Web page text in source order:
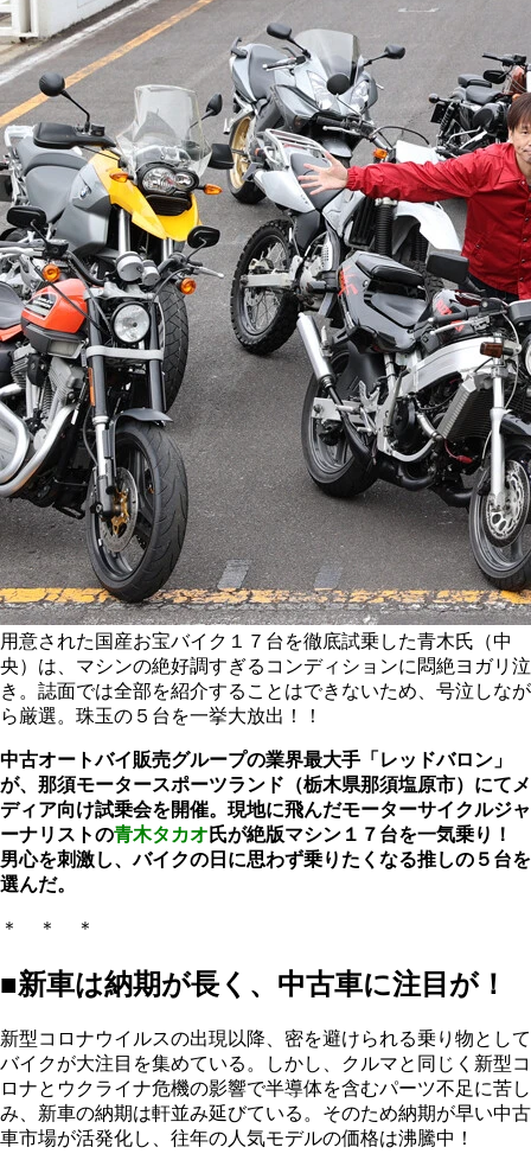
用意された国産お宝バイク１７台を徹底試乗した青木氏（中
央）は、マシンの絶好調すぎるコンディションに悶絶ヨガリ泣
き。誌面では全部を紹介することはできないため、号泣しなが
ら厳選。珠玉の５台を一挙大放出！！
中古オートバイ販売グループの業界最大手「レッドバロン」
が、那須モータースポーツランド（栃木県那須塩原市）にてメ
ディア向け試乗会を開催。現地に飛んだモーターサイクルジャ
ーナリストの青木タカオ 氏が絶版マシン１７台を一気乗り！
男心を刺激し、バイクの日に思わず乗りたくなる推しの５台を
選んだ。
＊ ＊ ＊
■新車は納期が長く、中古車に注目が！
新型コロナウイルスの出現以降、密を避けられる乗り物として
バイクが大注目を集めている。しかし、クルマと同じく新型コ
ロナとウクライナ危機の影響で半導体を含むパーツ不足に苦し
み、新車の納期は軒並み延びている。そのため納期が早い中古
車市場が活発化し、往年の人気モデルの価格は沸騰中！